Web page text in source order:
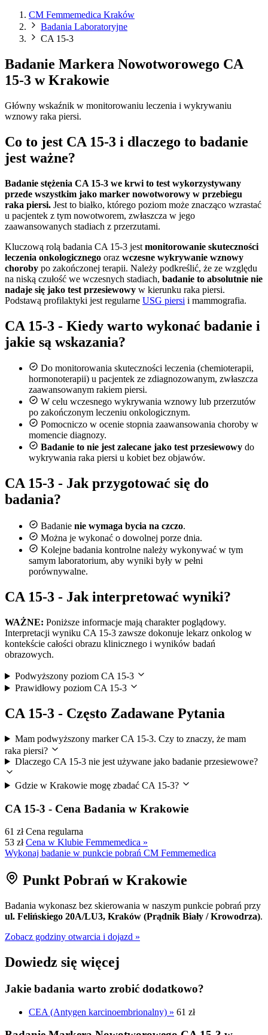
CM Femmemedica Kraków
Badania Laboratoryjne
CA 15-3
Badanie Markera Nowotworowego CA
15-3 w Krakowie
Główny wskaźnik w monitorowaniu leczenia i wykrywaniu
wznowy raka piersi.
Co to jest CA 15-3 i dlaczego to badanie
jest ważne?
Badanie stężenia CA 15-3 we krwi to test wykorzystywany
przede wszystkim jako marker nowotworowy w przebiegu
raka piersi. Jest to białko, którego poziom może znacząco wzrastać
u pacjentek z tym nowotworem, zwłaszcza w jego
zaawansowanych stadiach z przerzutami.
Kluczową rolą badania CA 15-3 jest monitorowanie skuteczności
leczenia onkologicznego oraz wczesne wykrywanie wznowy
choroby po zakończonej terapii. Należy podkreślić, że ze względu
na niską czułość we wczesnych stadiach, badanie to absolutnie nie
nadaje się jako test przesiewowy w kierunku raka piersi.
Podstawą profilaktyki jest regularne USG piersi i mammografia.
CA 15-3 - Kiedy warto wykonać badanie i
jakie są wskazania?
Do monitorowania skuteczności leczenia (chemioterapii,
hormonoterapii) u pacjentek ze zdiagnozowanym, zwłaszcza
zaawansowanym rakiem piersi.
W celu wczesnego wykrywania wznowy lub przerzutów
po zakończonym leczeniu onkologicznym.
Pomocniczo w ocenie stopnia zaawansowania choroby w
momencie diagnozy.
Badanie to nie jest zalecane jako test przesiewowy do
wykrywania raka piersi u kobiet bez objawów.
CA 15-3 - Jak przygotować się do
badania?
Badanie nie wymaga bycia na czczo.
Można je wykonać o dowolnej porze dnia.
Kolejne badania kontrolne należy wykonywać w tym
samym laboratorium, aby wyniki były w pełni
porównywalne.
CA 15-3 - Jak interpretować wyniki?
WAŻNE: Poniższe informacje mają charakter poglądowy.
Interpretacji wyniku CA 15-3 zawsze dokonuje lekarz onkolog w
kontekście całości obrazu klinicznego i wyników badań
obrazowych.
Podwyższony poziom CA 15-3
Prawidłowy poziom CA 15-3
CA 15-3 - Często Zadawane Pytania
Mam podwyższony marker CA 15-3. Czy to znaczy, że mam
raka piersi?
Dlaczego CA 15-3 nie jest używane jako badanie przesiewowe?
Gdzie w Krakowie mogę zbadać CA 15-3?
CA 15-3 - Cena Badania w Krakowie
61 zł Cena regularna
53 zł Cena w Klubie Femmemedica »
Wykonaj badanie w punkcie pobrań CM Femmemedica
Punkt Pobrań w Krakowie
Badania wykonasz bez skierowania w naszym punkcie pobrań przy
ul. Felińskiego 20A/LU3, Kraków (Prądnik Biały / Krowodrza).
Zobacz godziny otwarcia i dojazd »
Dowiedz się więcej
Jakie badania warto zrobić dodatkowo?
CEA (Antygen karcinoembrionalny) » 61 zł